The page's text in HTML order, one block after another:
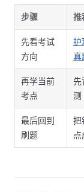
步骤 推
先看考试
方向
护
真
再学当前
考点
先
测
最后回到
刷题
把